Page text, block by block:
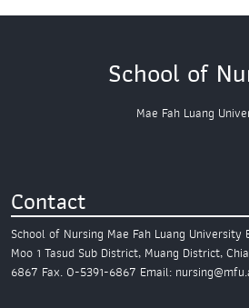
School of
Mae Fah Luang
Contact
School of Nursing Mae Fah Luang University
Moo 1 Tasud Sub District, Muang District,
6867 Fax. 0-5391-6867 Email: